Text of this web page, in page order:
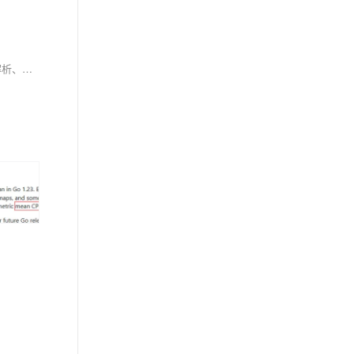
阿里云Hologres深度集成百炼大模型平台，推出AI Function能力——无需Python、GPU或额外服务，用熟悉的SQL即可直接调用大模型，实现PDF解析、多模态理解、向量检索等AI功能，让数据开发者零门槛构建智能应用。